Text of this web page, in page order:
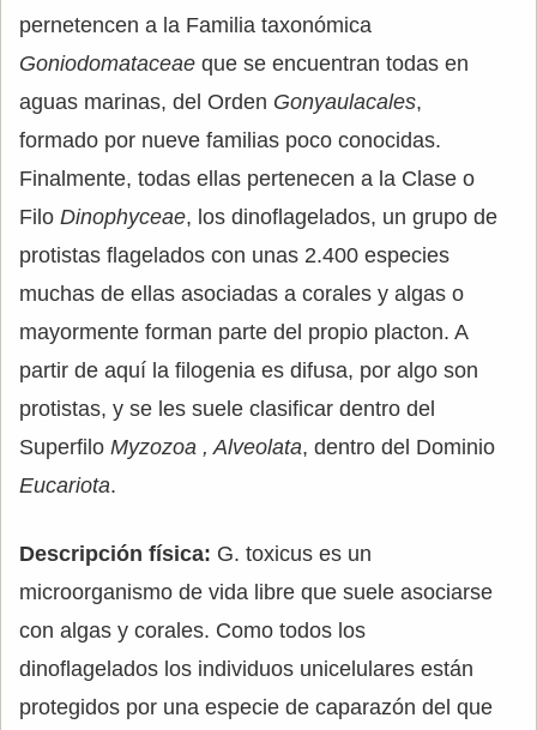
pernetencen a la Familia taxonómica
Goniodomataceae que se encuentran todas en
aguas marinas, del Orden Gonyaulacales,
formado por nueve familias poco conocidas.
Finalmente, todas ellas pertenecen a la Clase o
Filo Dinophyceae, los dinoflagelados, un grupo de
protistas flagelados con unas 2.400 especies
muchas de ellas asociadas a corales y algas o
mayormente forman parte del propio placton. A
partir de aquí la filogenia es difusa, por algo son
protistas, y se les suele clasificar dentro del
Superfilo Myzozoa , Alveolata, dentro del Dominio
Eucariota.
Descripción física: G. toxicus es un
microorganismo de vida libre que suele asociarse
con algas y corales. Como todos los
dinoflagelados los individuos unicelulares están
protegidos por una especie de caparazón del que